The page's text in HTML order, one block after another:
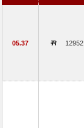
05.37 12952